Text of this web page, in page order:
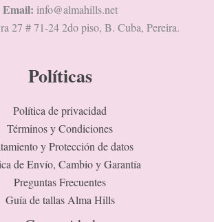
Email: info@almahills.net
27 # 71-24 2do piso, B. Cuba, Pereira.
Políticas
Política de privacidad
Términos y Condiciones
y Protección de datos
de Envío, Cambio y Garantía
Preguntas Frecuentes
Guía de tallas Alma Hills